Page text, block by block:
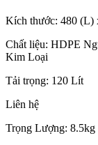
Kích thước: 480 (L)
Chất liệu: HDPE
Kim Loại
Tải trọng: 120 Lít
Liên hệ
Trọng Lượng: 8.5kg